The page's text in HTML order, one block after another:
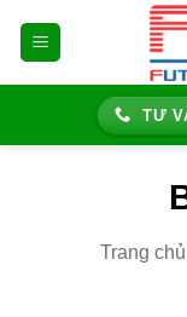
TƯ
Trang chủ